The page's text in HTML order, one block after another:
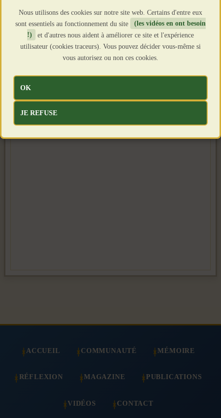
ACCUEIL COMMUNAUTÉ MÉMOIRE
RÉFLEXION MAGAZINE PUBLICATIONS
VIDÉOS CONTACT
Nous utilisons des cookies sur notre site web. Certains d'entre eux
sont essentiels au fonctionnement du site
(les vidéos en ont besoin
!)
et d'autres nous aident à améliorer ce site et l'expérience
utilisateur (cookies traceurs). Vous pouvez décider vous-même si
vous autorisez ou non ces cookies.
OK
JE REFUSE